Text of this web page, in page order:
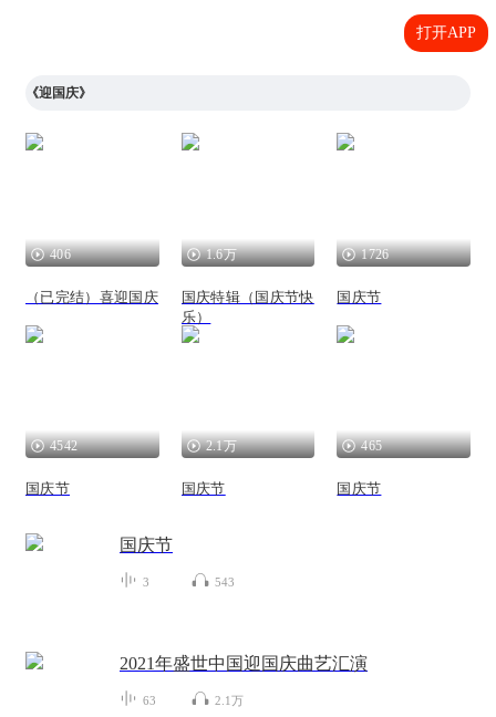
打开APP
《迎国庆》
406
（已完结）喜迎国庆
1.6万
国庆特辑（国庆节快
乐）
1726
国庆节
4542
国庆节
2.1万
国庆节
465
国庆节
国庆节
3 543
2021年盛世中国迎国庆曲艺汇演
63 2.1万